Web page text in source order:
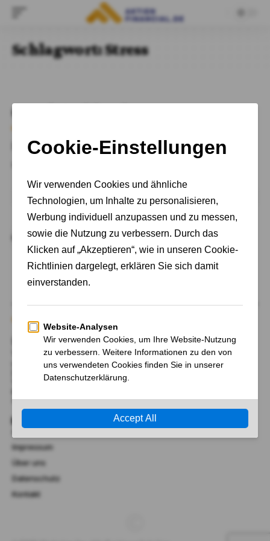
Schlagwort:Stress
It seems we can’t find what you’re looking for. Perhaps
Return to Homepage
Über Uns
Wir begrüßen Sie bei AktienFrancial.de, Ihrem Tor zu
unabhängigen Nachrichten und Neuigkeiten, sowie
Hintergrund-Information zu Märkten, Politik, Finanzen,
Wirtschaft, Technik und Wissenschaft.
41 Lana Terrace, Mississauga, Ontario L5A 3B2, Kanada​
AGB
Impressum
Über uns
Datenschutz
Kontakt